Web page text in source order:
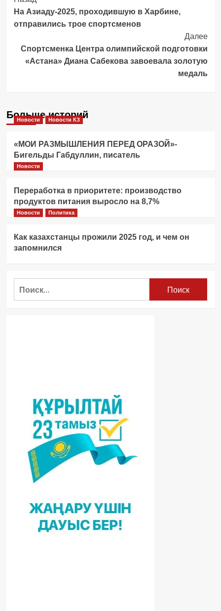
Navigation
На Азиаду-2025, проходившую в Харбине,
отправились трое спортсменов
Далее
Спортсменка Центра олимпийской подготовки
«Астана» Диана Сабекова завоевала золотую
медаль
Больше историй
Новости Новости КЗ
«МОИ РАЗМЫШЛЕНИЯ ПЕРЕД ОРАЗОЙ»-
Бигельды Габдуллин, писатель
Новости
Переработка в приоритете: производство
продуктов питания выросло на 8,7%
Новости Политика
Как казахстанцы прожили 2025 год, и чем он
запомнился